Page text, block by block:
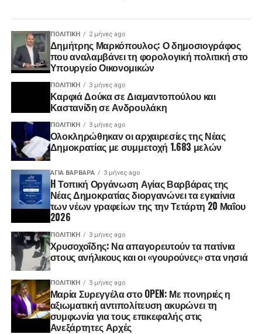
ΠΟΛΙΤΙΚΉ 2 μήνες ago
Δημήτρης Μαρκόπουλος: Ο δημοσιογράφος
που αναλαμβάνει τη φορολογική πολιτική στο
Υπουργείο Οικονομικών
ΠΟΛΙΤΙΚΉ 3 μήνες ago
Καρφιά Δούκα σε Διαμαντοπούλου και
Καστανίδη σε Ανδρουλάκη
ΠΟΛΙΤΙΚΉ 3 μήνες ago
Ολοκληρώθηκαν οι αρχαιρεσίες της Νέας
Δημοκρατίας με συμμετοχή 1.683 μελών
ΑΓΙΑ ΒΑΡΒΑΡΑ 3 μήνες ago
H Τοπική Οργάνωση Αγίας Βαρβάρας της
Νέας Δημοκρατίας διοργανώνει τα εγκαίνια
των νέων γραφείων της την Τετάρτη 20 Μαΐου
2026
ΠΟΛΙΤΙΚΉ 3 μήνες ago
Χρυσοχοΐδης: Να απαγορευτούν τα πατίνια
στους ανήλικους και οι «γουρούνες» στα νησιά
ΠΟΛΙΤΙΚΉ 3 μήνες ago
Μαρία Συρεγγέλα στο OPEN: Με πονηριές η
αξιωματική αντιπολίτευση ακυρώνει τη
συμφωνία για τους επικεφαλής στις
Ανεξάρτητες Αρχές